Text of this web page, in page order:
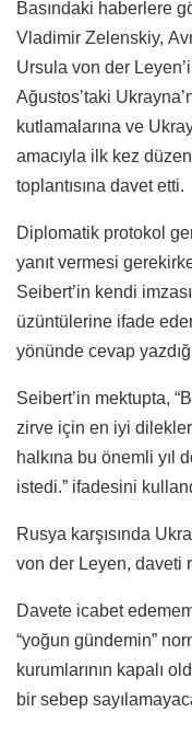
Basındaki haberlere
Vladimir Zelenskiy,
Ursula von der
Ağustos’taki
kutlamalarına ve
amacıyla ilk kez
toplantısına davet etti.
Diplomatik protokol
yanıt vermesi
Seibert’in kendi
üzüntülerine ifade
yönünde cevap
Seibert’in mektupta,
zirve için en iyi
halkına bu önemli yıl
istedi.” ifadesini
Rusya karşısında
von der Leyen, daveti
Davete icabet
“yoğun gündemin”
kurumlarının kapalı
bir sebep